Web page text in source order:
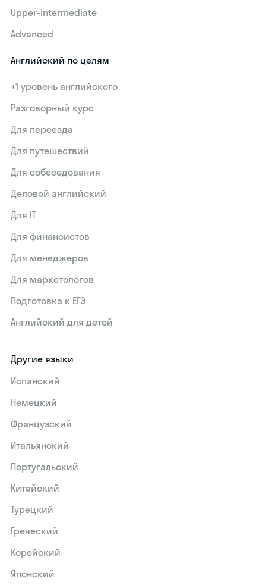
Upper-intermediate
Advanced
Английский по целям
+1 уровень английского
Разговорный курс
Для переезда
Для путешествий
Для собеседования
Деловой английский
Для IT
Для финансистов
Для менеджеров
Для маркетологов
Подготовка к ЕГЭ
Английский для детей
Другие языки
Испанский
Немецкий
Французский
Итальянский
Португальский
Китайский
Турецкий
Греческий
Корейский
Японский